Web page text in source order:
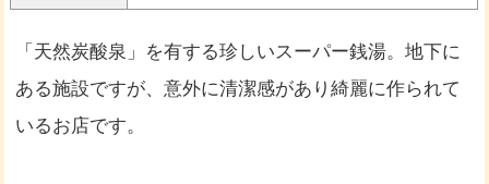
「天然炭酸泉」を有する珍しいスーパー銭湯。地下に
ある施設ですが、意外に清潔感があり綺麗に作られて
いるお店です。